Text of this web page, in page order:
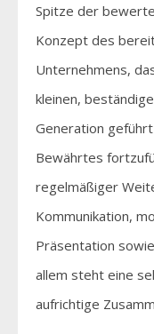
Spitze der
Konzept des
Unternehmens,
kleinen,
Generation
Bewährtes
regelmäßiger
Kommunikation,
Präsentation
allem steht eine
aufrichtige